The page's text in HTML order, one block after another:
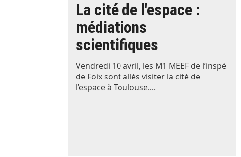
La cité de l'espace :
médiations
scientifiques
Vendredi 10 avril, les M1 MEEF de l’inspé
de Foix sont allés visiter la cité de
l’espace à Toulouse....